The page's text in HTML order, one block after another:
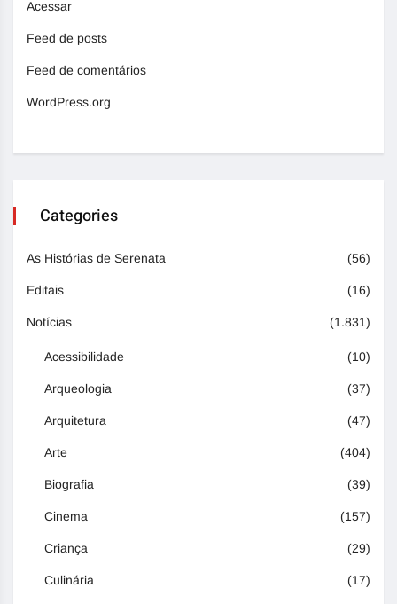
Acessar
Feed de posts
Feed de comentários
WordPress.org
Categories
As Histórias de Serenata (56)
Editais (16)
Notícias (1.831)
Acessibilidade (10)
Arqueologia (37)
Arquitetura (47)
Arte (404)
Biografia (39)
Cinema (157)
Criança (29)
Culinária (17)